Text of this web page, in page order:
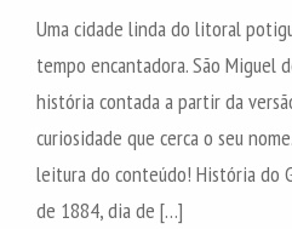
Uma cidade linda do litoral
tempo encantadora. São Miguel
história contada a partir da
curiosidade que cerca o seu
leitura do conteúdo! História do
de 1884, dia de […]